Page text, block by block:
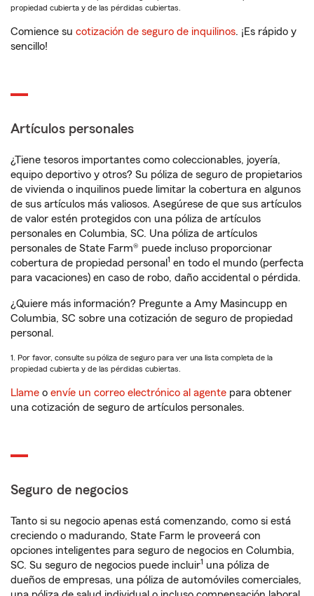
propiedad cubierta y de las pérdidas cubiertas.
Comience su cotización de seguro de inquilinos. ¡Es rápido y
sencillo!
Artículos personales
¿Tiene tesoros importantes como coleccionables, joyería,
equipo deportivo y otros? Su póliza de seguro de propietarios
de vivienda o inquilinos puede limitar la cobertura en algunos
de sus artículos más valiosos. Asegúrese de que sus artículos
de valor estén protegidos con una póliza de artículos
personales en Columbia, SC. Una póliza de artículos
personales de State Farm® puede incluso proporcionar
cobertura de propiedad personal 1 en todo el mundo (perfecta
para vacaciones) en caso de robo, daño accidental o pérdida.
¿Quiere más información? Pregunte a Amy Masincupp en
Columbia, SC sobre una cotización de seguro de propiedad
personal.
1. Por favor, consulte su póliza de seguro para ver una lista completa de la
propiedad cubierta y de las pérdidas cubiertas.
Llame o envíe un correo electrónico al agente para obtener
una cotización de seguro de artículos personales.
Seguro de negocios
Tanto si su negocio apenas está comenzando, como si está
creciendo o madurando, State Farm le proveerá con
opciones inteligentes para seguro de negocios en Columbia,
SC. Su seguro de negocios puede incluir1 una póliza de
dueños de empresas, una póliza de automóviles comerciales,